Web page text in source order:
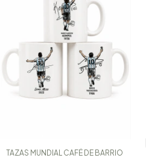
TAZAS MUNDIAL CAFÉ DE BARRIO